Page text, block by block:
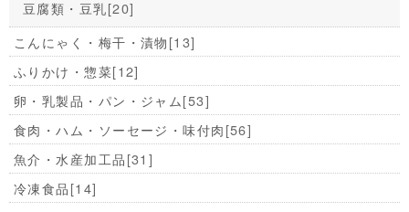
豆腐類・豆乳[20]
こんにゃく・梅干・漬物[13]
ふりかけ・惣菜[12]
卵・乳製品・パン・ジャム[53]
食肉・ハム・ソーセージ・味付肉[56]
魚介・水産加工品[31]
冷凍食品[14]